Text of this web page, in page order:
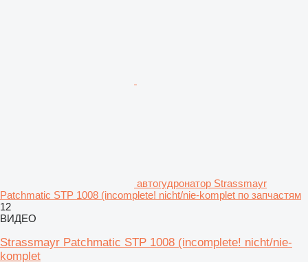
автогудронатор Strassmayr
Patchmatic STP 1008 (incomplete! nicht/nie-komplet по запчастям
12
ВИДЕО
Strassmayr Patchmatic STP 1008 (incomplete! nicht/nie-
komplet